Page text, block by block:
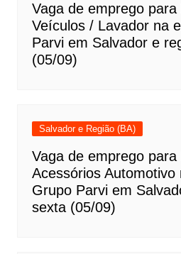
Vaga de emprego
Veículos / Lavador na
Parvi em Salvador e
(05/09)
Salvador e Região (BA)
Vaga de emprego
Acessórios Automotivo
Grupo Parvi em
sexta (05/09)